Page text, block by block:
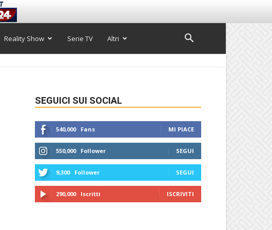
Reality Show Serie TV Altri
SEGUICI SUI SOCIAL
540,000 Fans MI PIACE
550,000 Follower SEGUI
9,300 Follower SEGUI
290,000 Iscritti ISCRIVITI